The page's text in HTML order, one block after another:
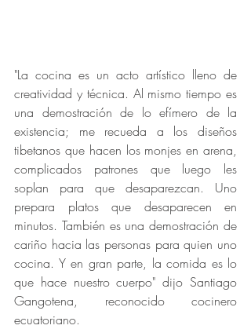
"La cocina es un acto artístico lleno de
creatividad y técnica. Al mismo tiempo es
una demostración de lo efímero de la
existencia; me recueda a los diseños
tibetanos que hacen los monjes en arena,
complicados patrones que luego les
soplan para que desaparezcan. Uno
prepara platos que desaparecen en
minutos. También es una demostración de
cariño hacia las personas para quien uno
cocina. Y en gran parte, la comida es lo
que hace nuestro cuerpo" dijo Santiago
Gangotena, reconocido cocinero
ecuatoriano.